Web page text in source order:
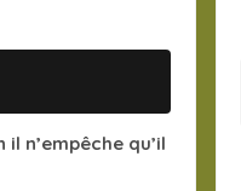
n’empêche qu’il